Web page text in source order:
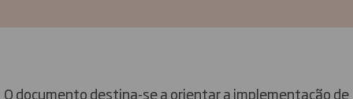
O documento destina-se a orientar a implementação de